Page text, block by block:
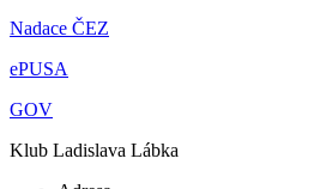
Nadace ČEZ
ePUSA
GOV
Klub Ladislava Lábka